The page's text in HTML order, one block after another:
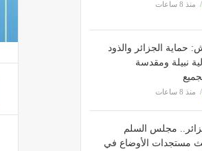
منذ 8 ساعات
حماية الجزائر والذود
نبيلة ومقدسة
منذ 8 ساعات
مجلس السلم
مستجدات الأوضاع في